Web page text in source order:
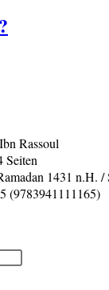
Rassoul
Seiten
1431 n.H. /
(9783941111165)